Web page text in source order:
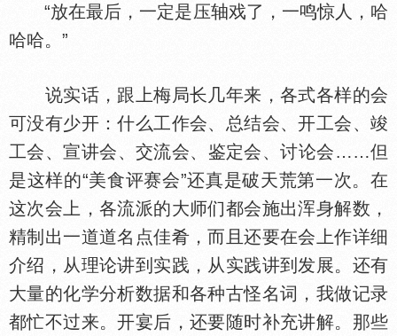
“放在最后，一定是压轴戏了，一鸣惊人，哈
哈哈。”
说实话，跟上梅局长几年来，各式各样的会
可没有少开：什么工作会、总结会、开工会、竣
工会、宣讲会、交流会、鉴定会、讨论会……但
是这样的“美食评赛会”还真是破天荒第一次。在
这次会上，各流派的大师们都会施出浑身解数，
精制出一道道名点佳肴，而且还要在会上作详细
介绍，从理论讲到实践，从实践讲到发展。还有
大量的化学分析数据和各种古怪名词，我做记录
都忙不过来。开宴后，还要随时补充讲解。那些